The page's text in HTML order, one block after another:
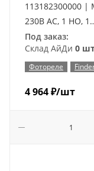
113182300000 |
230В AC, 1 НО,
Под заказ:
Склад АйДи 0
Фотореле
4 964₽/шт